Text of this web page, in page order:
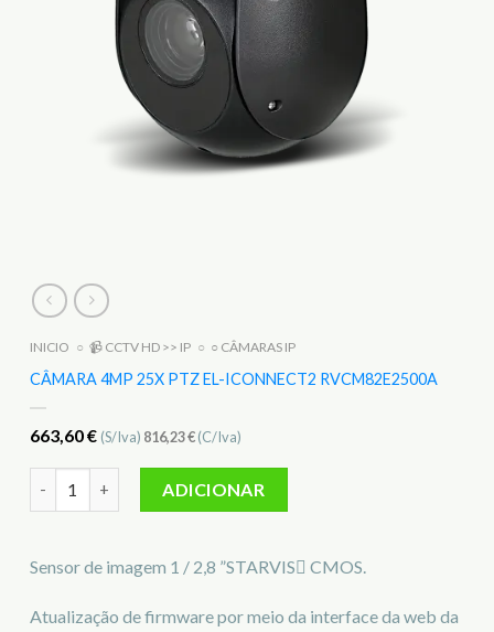
INICIO ○ 📹 CCTV HD >> IP ○ ○ CÂMARAS IP
CÂMARA 4MP 25X PTZ EL-ICONNECT2 RVCM82E2500A
663,60€ (S/Iva) 816,23€(C/Iva)
ADICIONAR
Sensor de imagem 1 / 2,8 ”STARVIS CMOS.
Atualização de firmware por meio da interface da web da